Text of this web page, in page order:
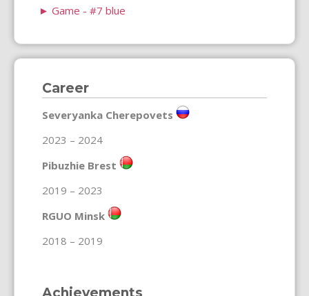
► Game - #7 blue
Career
Severyanka Cherepovets
2023 – 2024
Pibuzhie Brest
2019 – 2023
RGUO Minsk
2018 – 2019